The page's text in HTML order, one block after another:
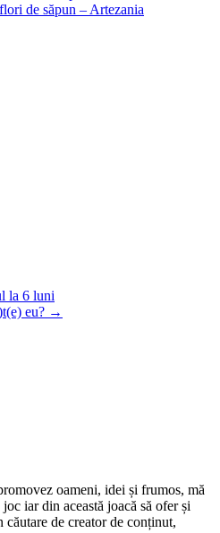
de săpun – Artezania
la 6 luni
eu? →
oameni, idei și frumos, mă
iar din această joacă să ofer și
de creator de conținut,